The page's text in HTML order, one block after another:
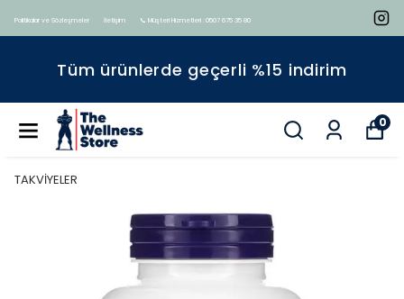
Politikalar ve Sözleşmeler İletişim 📞 Müşteri Hizmetleri : 0507 675 35 80
Tüm ürünlerde geçerli %15 indirim
0
TAKVİYELER